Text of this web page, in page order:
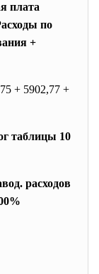
плата
по
+
+ 5902,77 +
таблицы 10
расходов